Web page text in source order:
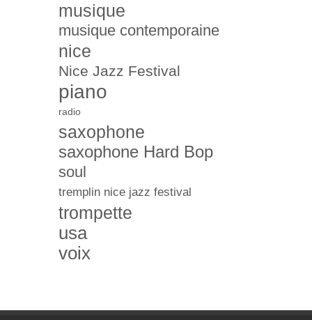
musique
musique contemporaine
nice
Nice Jazz Festival
piano
radio
saxophone
saxophone Hard Bop
soul
tremplin nice jazz festival
trompette
usa
voix